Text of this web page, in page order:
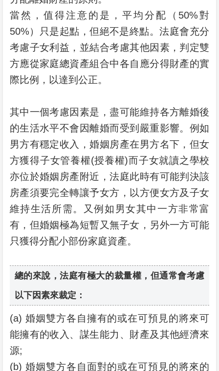
當然，值得注意的是，平均分配（50%對
50%）只是起點，但絕不是終點。法庭會充分
考慮子女利益，並結合考慮其他因素，判定雙
方應從家庭總資產組合中各自應分得財產的實
際比例，以達到公正。
其中一個考慮因素是，盡可能維持各方離婚後
的生活水平不會因離婚而受到嚴重影響。例如
男方有穩定收入，婚姻房產在男方名下，但女
方獲得子女管養權(授養權)而子女就讀之學校
亦位於婚姻房產附近，法庭此時有可能判決該
房產須要完全轉讓予女方，以方便女方及子女
維持生活所需。又例如男女其中一方非常富
有，但婚姻極為短暫又無子女，另外一方可能
只獲得分配小部份家庭資產。
總的來說，法庭有極大的裁量權，但通常會考慮
以下因素來裁定：
(a) 婚姻雙方各自擁有的或在可預見的將來可
能擁有的收入、謀生能力、財產及其他經濟來
源;
(b) 婚姻雙方各自面對的或在可預見的將來的